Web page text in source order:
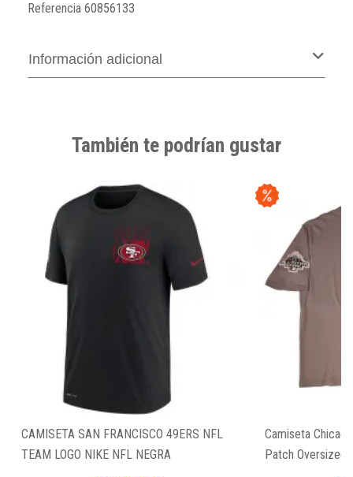
Referencia 60856133
Información adicional
También te podrían gustar
CAMISETA SAN FRANCISCO 49ERS NFL
TEAM LOGO NIKE NFL NEGRA
Camiseta
Patch Oversized